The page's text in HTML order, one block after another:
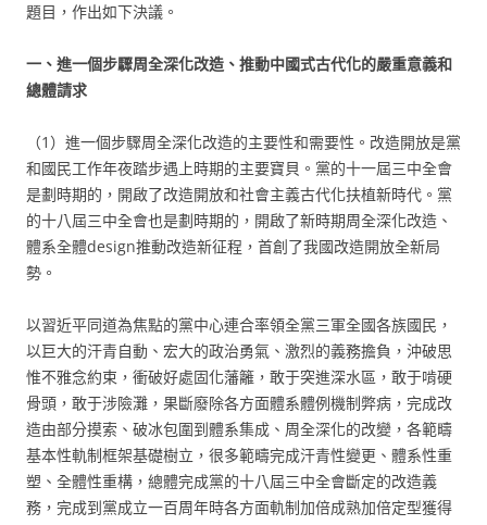
題目，作出如下決議。
一、進一個步驟周全深化改造、推動中國式古代化的嚴重意義和
總體請求
（1）進一個步驟周全深化改造的主要性和需要性。改造開放是黨
和國民工作年夜踏步遇上時期的主要寶貝。黨的十一屆三中全會
是劃時期的，開啟了改造開放和社會主義古代化扶植新時代。黨
的十八屆三中全會也是劃時期的，開啟了新時期周全深化改造、
體系全體design推動改造新征程，首創了我國改造開放全新局
勢。
以習近平同道為焦點的黨中心連合率領全黨三軍全國各族國民，
以巨大的汗青自動、宏大的政治勇氣、激烈的義務擔負，沖破思
惟不雅念約束，衝破好處固化藩籬，敢于突進深水區，敢于啃硬
骨頭，敢于涉險灘，果斷廢除各方面體系體例機制弊病，完成改
造由部分摸索、破冰包圍到體系集成、周全深化的改變，各範疇
基本性軌制框架基礎樹立，很多範疇完成汗青性變更、體系性重
塑、全體性重構，總體完成黨的十八屆三中全會斷定的改造義
務，完成到黨成立一百周年時各方面軌制加倍成熟加倍定型獲得